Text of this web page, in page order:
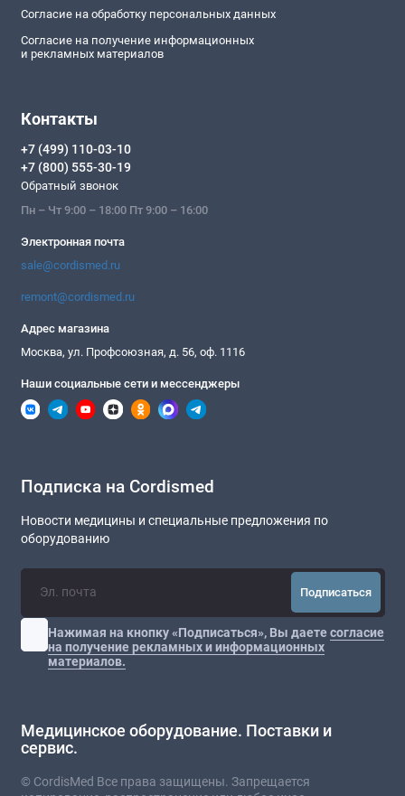
Согласие на обработку персональных данных
Согласие на получение информационных
и рекламных материалов
Контакты
+7 (499) 110-03-10
+7 (800) 555-30-19
Обратный звонок
Пн – Чт 9:00 – 18:00 Пт 9:00 – 16:00
Электронная почта
sale@cordismed.ru
remont@cordismed.ru
Адрес магазина
Москва, ул. Профсоюзная, д. 56, оф. 1116
Наши социальные сети и мессенджеры
Подписка на Cordismed
Новости медицины и специальные предложения по
оборудованию
Подписаться
Нажимая на кнопку «Подписаться», Вы даетесогласие
на получение рекламных и информационных
материалов.
Медицинское оборудование. Поставки и
сервис.
© CordisMed Все права защищены. Запрещается